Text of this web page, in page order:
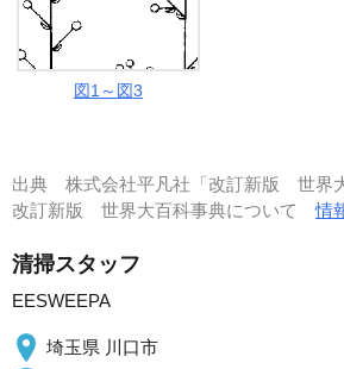
図1～図3
出典 株式会社平凡社「改訂新版 世界
改訂新版 世界大百科事典について情
清掃スタッフ
EESWEEPA
埼玉県 川口市